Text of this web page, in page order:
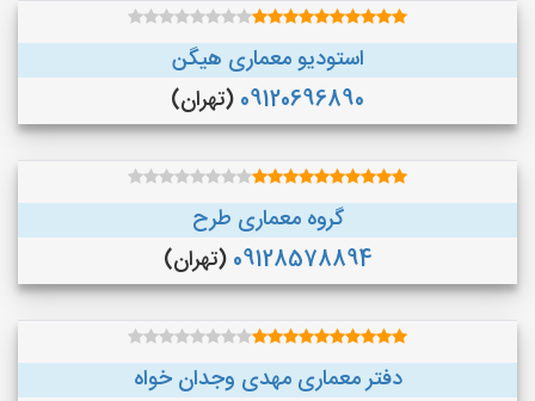
استودیو معماری هیگن
09120696890 (تهران)
گروه معماری طرح
09128578894 (تهران)
دفتر معماری مهدی وجدان خواه